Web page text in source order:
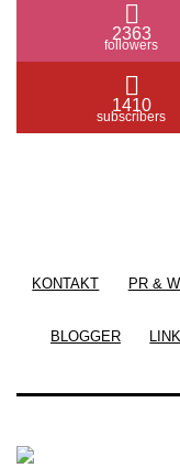
2363
followers
1410
subscribers
KONTAKT PR &
BLOGGER